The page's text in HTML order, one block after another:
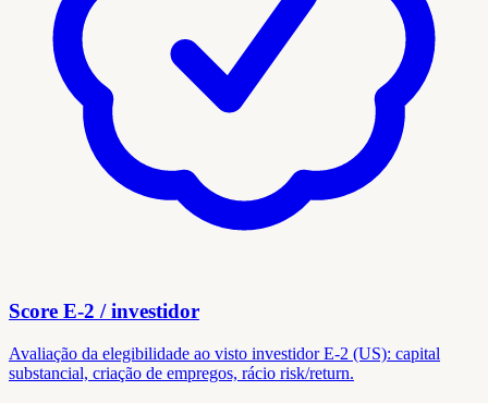
Score E-2 / investidor
Avaliação da elegibilidade ao visto investidor E-2 (US): capital
substancial, criação de empregos, rácio risk/return.